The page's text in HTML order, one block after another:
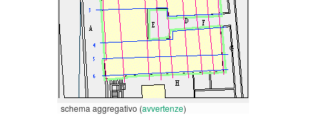
schema aggregativo (avvertenze)